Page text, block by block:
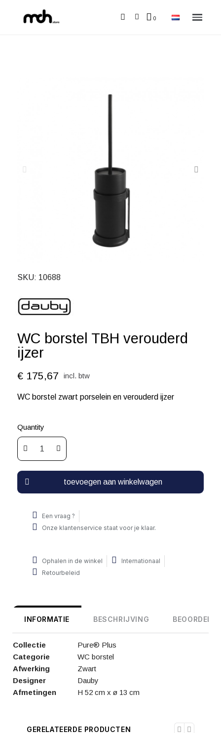
SKU 10688
WC borstel TBH verouderd
ijzer
€ 175,67 incl. btw
WC borstel zwart porselein en verouderd ijzer
Quantity
toevoegen aan winkelwagen
Een vraag ?
Onze klantenservice staat voor je klaar.
Ophalen in de winkel
Internationaal
Retourbeleid
INFORMATIE BESCHRIJVING
Collectie
Pure® Plus
Categorie
WC borstel
Afwerking
Zwart
Designer
Dauby
Afmetingen
H 52 cm x ø 13 cm
GERELATEERDE PRODUCTEN